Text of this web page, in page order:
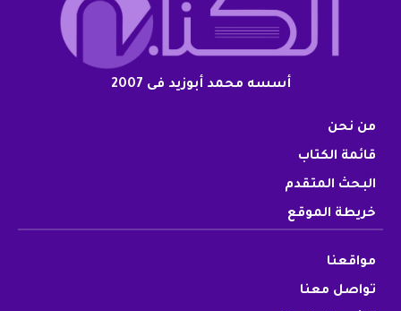
أسسه محمد أبوزيد فى 2007
من نحن
قائمة الكتاب
البحث المتقدم
خريطة الموقع
مواقعنا
تواصل معنا